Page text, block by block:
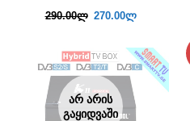
290.00ლ 270.00ლ
ᲐᲠ ᲐᲠᲘᲡ
ᲒᲐᲧᲘᲓᲕᲐᲨᲘ